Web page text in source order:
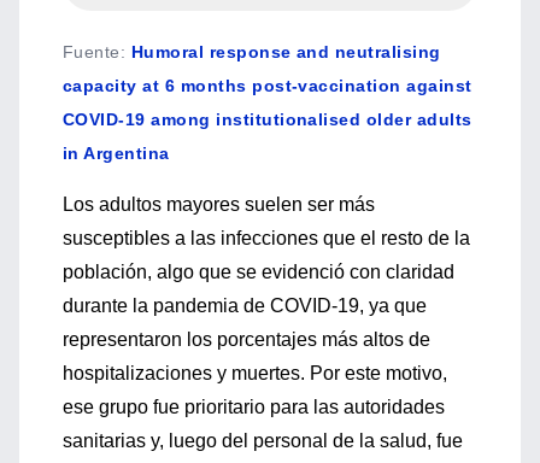
Fuente: Humoral response and neutralising
capacity at 6 months post-vaccination against
COVID-19 among institutionalised older adults
in Argentina
Los adultos mayores suelen ser más
susceptibles a las infecciones que el resto de la
población, algo que se evidenció con claridad
durante la pandemia de COVID-19, ya que
representaron los porcentajes más altos de
hospitalizaciones y muertes. Por este motivo,
ese grupo fue prioritario para las autoridades
sanitarias y, luego del personal de la salud, fue